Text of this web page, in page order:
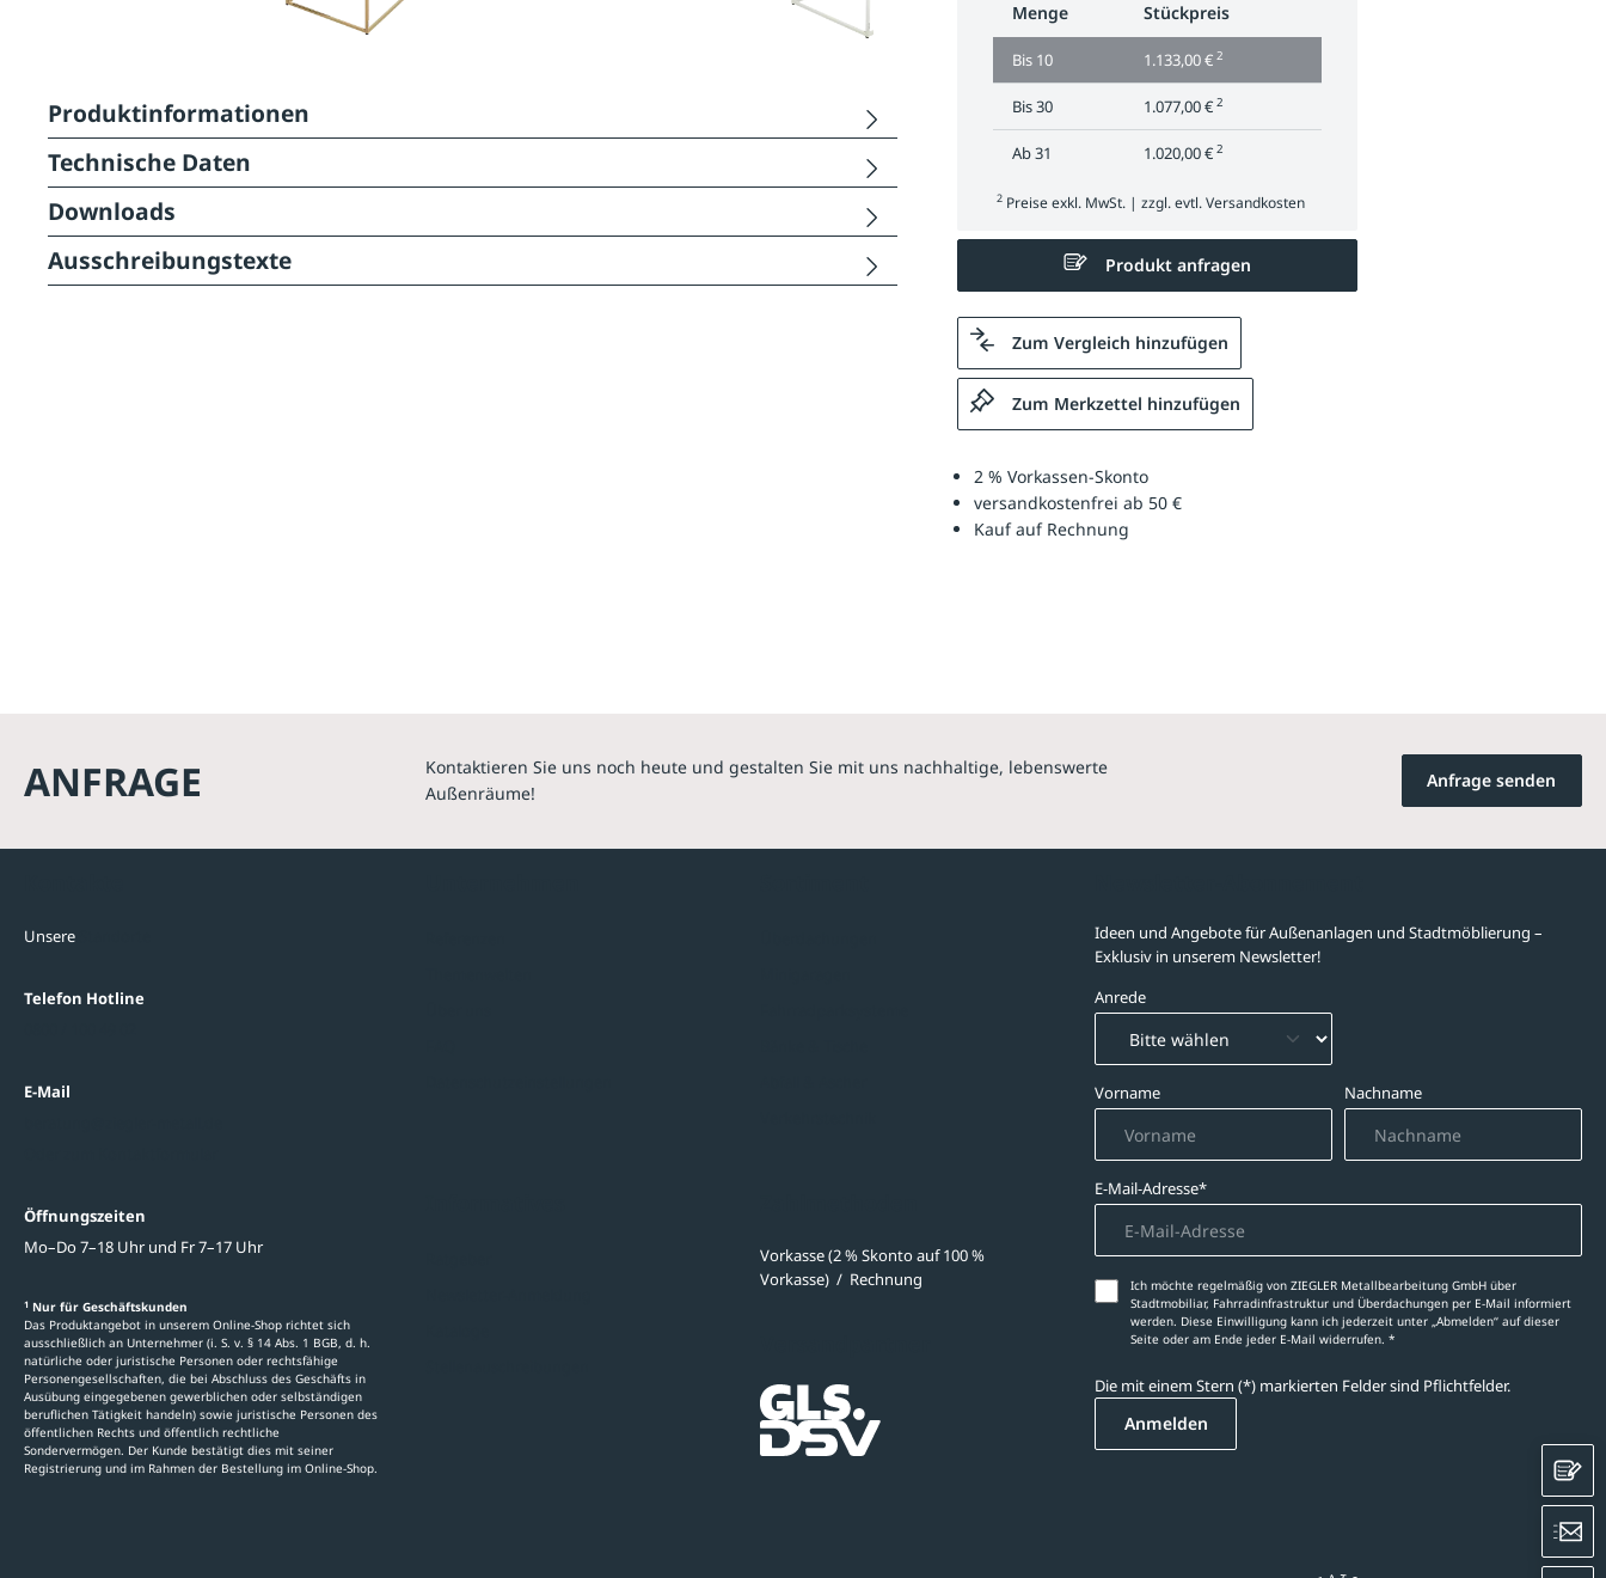
Menge Stückpreis
Bis 10 1.133,00 € 2
Bis30 1.077,00 € 2
Ab31 1.020,00 € 2
2Preise exkl. MwSt. | zzgl. evtl.Versandkosten
Produkt anfragen
Zum Vergleich hinzufügen
Zum Merkzettel hinzufügen
2 % Vorkassen-Skonto
versandkostenfrei ab 50 €
Kauf auf Rechnung
Produktinformationen
Technische Daten
Downloads
Ausschreibungstexte
ANFRAGE
Kontaktieren Sie uns noch heute und gestalten Sie mit uns nachhaltige, lebenswerte
Außenräume!
Anfrage senden
Unsere
Telefon Hotline
E-Mail
Öffnungszeiten
Mo–Do 7–18 Uhr und Fr 7–17 Uhr
1 Nur für Geschäftskunden
Das Produktangebot in unserem Online-Shop richtet sich
ausschließlich an Unternehmer (i. S. v. § 14 Abs. 1 BGB, d. h.
natürliche oder juristische Personen oder rechtsfähige
Personengesellschaften, die bei Abschluss des Geschäfts in
Ausübung eingegebenen gewerblichen oder selbständigen
beruflichen Tätigkeit handeln) sowie juristische Personen des
öffentlichen Rechts und öffentlich rechtliche
Sondervermögen. Der Kunde bestätigt dies mit seiner
Registrierung und im Rahmen der Bestellung im Online-Shop.
Vorkasse (2 % Skonto auf 100 %
Vorkasse) / Rechnung
Ideen und Angebote für Außenanlagen und Stadtmöblierung –
Exklusiv in unserem Newsletter!
Anrede
Vorname Nachname
E-Mail-Adresse*
Ich möchte regelmäßig von ZIEGLER Metallbearbeitung GmbH über
Stadtmobiliar, Fahrradinfrastruktur und Überdachungen per E-Mail informiert
werden. Diese Einwilligung kann ich jederzeit unter „Abmelden‘‘ auf dieser
Seite oder am Ende jeder E-Mail widerrufen. *
Die mit einem Stern (*) markierten Felder sind Pflichtfelder.
Anmelden